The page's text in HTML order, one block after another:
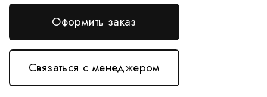
Оформить заказ
Связаться с менеджером